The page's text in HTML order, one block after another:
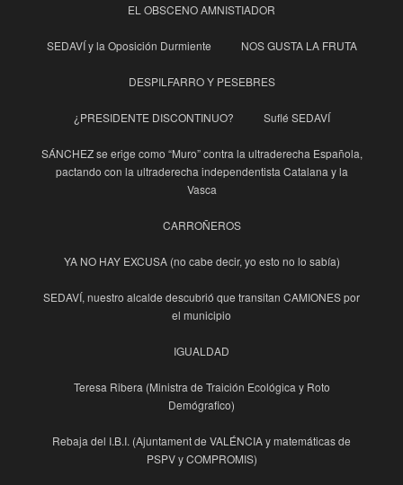
EL OBSCENO AMNISTIADOR
SEDAVÍ y la Oposición Durmiente NOS GUSTA LA FRUTA
DESPILFARRO Y PESEBRES
¿PRESIDENTE DISCONTINUO? Suflé SEDAVÍ
SÁNCHEZ se erige como “Muro” contra la ultraderecha Española,
pactando con la ultraderecha independentista Catalana y la
Vasca
CARROÑEROS
YA NO HAY EXCUSA (no cabe decir, yo esto no lo sabía)
SEDAVÍ, nuestro alcalde descubrió que transitan CAMIONES por
el municipio
IGUALDAD
Teresa Ribera (Ministra de Traición Ecológica y Roto
Demógrafico)
Rebaja del I.B.I. (Ajuntament de VALÉNCIA y matemáticas de
PSPV y COMPROMIS)